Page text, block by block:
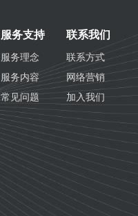
服务支持
服务理念
服务内容
常见问题
联系我们
联系方式
网络营销
加入我们